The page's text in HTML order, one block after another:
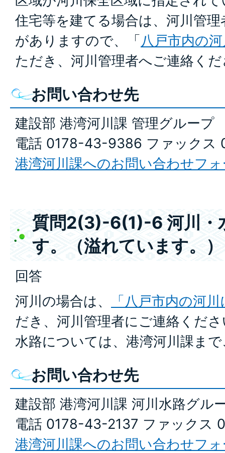
住宅等を建てる場合は、河川管
がありますので、「八戸市内の
ただき、河川管理者へご連絡く
お問い合わせ先
建設部 港湾河川課 管理グループ
電話 0178-43-9386 ファック
港湾河川課へのお問い合わせフ
質問2(3)-6(1)-6 河川・
す。（溢れています。）
回答
河川の場合は、
「八戸市内の河
だき、河川管理者にご連絡くだ
水路については、港湾河川課ま
お問い合わせ先
建設部 港湾河川課 河川水路グル
電話 0178-43-2137 ファックス
港湾河川課へのお問い合わせフ